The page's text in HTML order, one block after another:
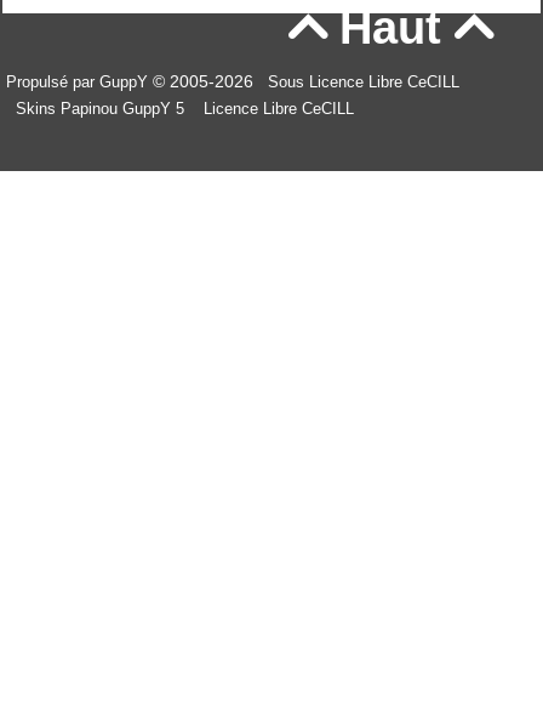
Haut
Propulsé par GuppY © 2005-2026
Sous Licence Libre CeCILL
Skins Papinou GuppY 5
Licence Libre CeCILL